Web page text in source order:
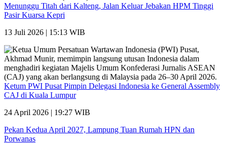
Menunggu Titah dari Kalteng, Jalan Keluar Jebakan HPM Tinggi
Pasir Kuarsa Kepri
13 Juli 2026 | 15:13 WIB
Ketum PWI Pusat Pimpin Delegasi Indonesia ke General Assembly
CAJ di Kuala Lumpur
24 April 2026 | 19:27 WIB
Pekan Kedua April 2027, Lampung Tuan Rumah HPN dan
Porwanas